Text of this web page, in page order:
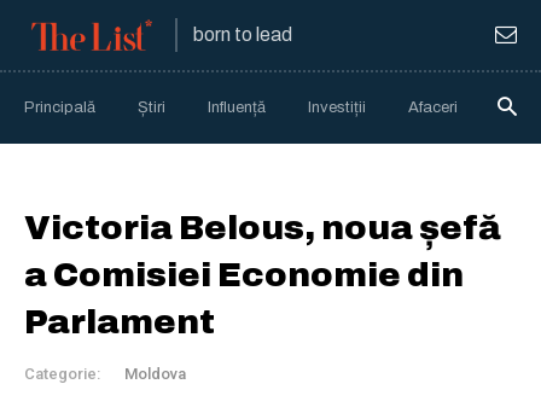
born to lead
Principală Știri Influență Investiții Afaceri
Victoria Belous, noua șefă
a Comisiei Economie din
Parlament
Categorie: Moldova